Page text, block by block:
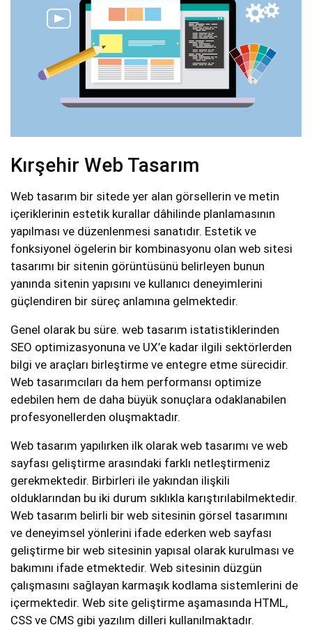
Kırşehir Web Tasarım
Web tasarım bir sitede yer alan görsellerin ve metin
içeriklerinin estetik kurallar dâhilinde planlamasının
yapılması ve düzenlenmesi sanatıdır. Estetik ve
fonksiyonel ögelerin bir kombinasyonu olan web sitesi
tasarımı bir sitenin görüntüsünü belirleyen bunun
yanında sitenin yapısını ve kullanıcı deneyimlerini
güçlendiren bir süreç anlamına gelmektedir.
Genel olarak bu süre. web tasarım istatistiklerinden
SEO optimizasyonuna ve UX’e kadar ilgili sektörlerden
bilgi ve araçları birleştirme ve entegre etme sürecidir.
Web tasarımcıları da hem performansı optimize
edebilen hem de daha büyük sonuçlara odaklanabilen
profesyonellerden oluşmaktadır.
Web tasarım yapılırken ilk olarak web tasarımı ve web
sayfası geliştirme arasındaki farklı netleştirmeniz
gerekmektedir. Birbirleri ile yakından ilişkili
olduklarından bu iki durum sıklıkla karıştırılabilmektedir.
Web tasarım belirli bir web sitesinin görsel tasarımını
ve deneyimsel yönlerini ifade ederken web sayfası
geliştirme bir web sitesinin yapısal olarak kurulması ve
bakımını ifade etmektedir. Web sitesinin düzgün
çalışmasını sağlayan karmaşık kodlama sistemlerini de
içermektedir. Web site geliştirme aşamasında HTML,
CSS ve CMS gibi yazılım dilleri kullanılmaktadır.